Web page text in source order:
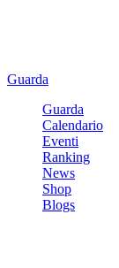
Guarda
Guarda
Calendario
Eventi
Ranking
News
Shop
Blogs